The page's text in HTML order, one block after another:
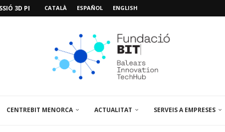
3D PER A...CATALÀ ESPAÑOL ENGLISH
CENTREBIT MENORCA ACTUALITAT SERVEIS A EMPRESES